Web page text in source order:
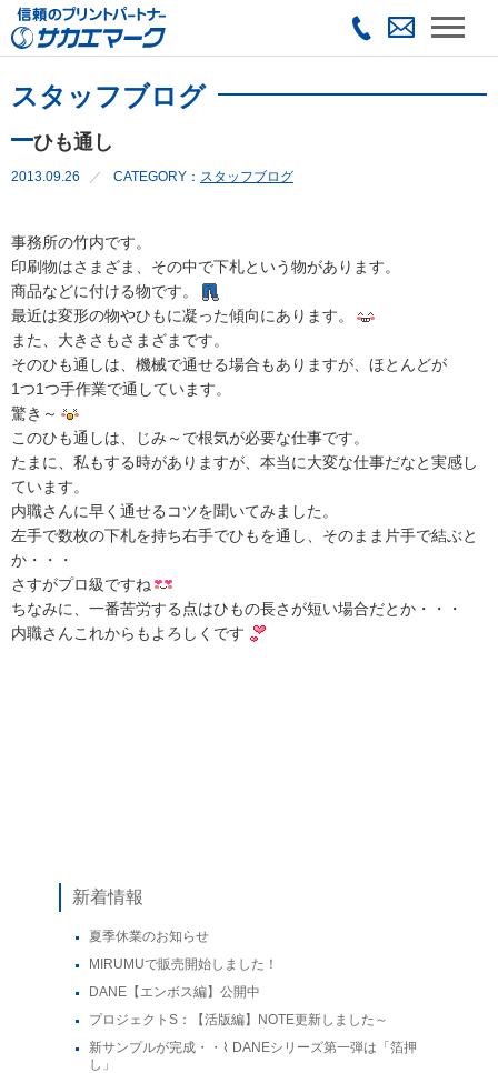
スタッフブログ
ひも通し
2013.09.26 CATEGORY： スタッフブログ
事務所の竹内です。
印刷物はさまざま、その中で下札という物があります。
商品などに付ける物です。
最近は変形の物やひもに凝った傾向にあります。
また、大きさもさまざまです。
そのひも通しは、機械で通せる場合もありますが、ほとんどが
1つ1つ手作業で通しています。
驚き～
このひも通しは、じみ～で根気が必要な仕事です。
たまに、私もする時がありますが、本当に大変な仕事だなと実感し
ています。
内職さんに早く通せるコツを聞いてみました。
左手で数枚の下札を持ち右手でひもを通し、そのまま片手で結ぶと
か・・・
さすがプロ級ですね
ちなみに、一番苦労する点はひもの長さが短い場合だとか・・・
内職さんこれからもよろしくです
新着情報
夏季休業のお知らせ
MIRUMUで販売開始しました！
DANE【エンボス編】公開中
プロジェクトS：【活版編】NOTE更新しました～
新サンプルが完成・・⌇ DANEシリーズ第一弾は「箔押
し」